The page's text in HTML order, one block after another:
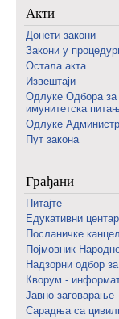
Акти
Донети закони
Закони у
Остала акта
Извештаји
Одлуке Одбора за
имунитетска
Одлуке
Пут закона
Грађани
Питајте
Едукативни центар
Посланичке
Појмовник
Надзорни одбор
Кворум -
Јавно заговарање
Сарадња са